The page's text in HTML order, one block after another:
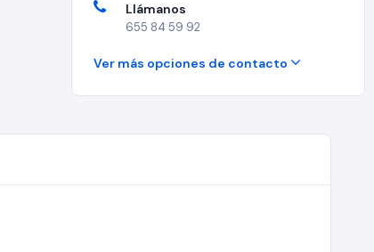
Llámanos
655 84 59 92
Ver más opciones de contacto